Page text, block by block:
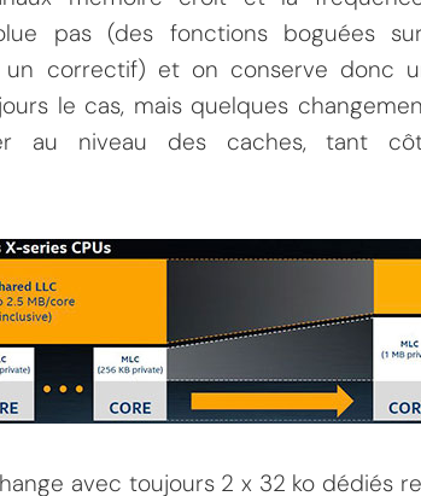
pas (des fonctions boguées
un correctif) et on conserve donc
le cas, mais quelques
au niveau des caches, tant
avec toujours 2 x 32 ko dédiés